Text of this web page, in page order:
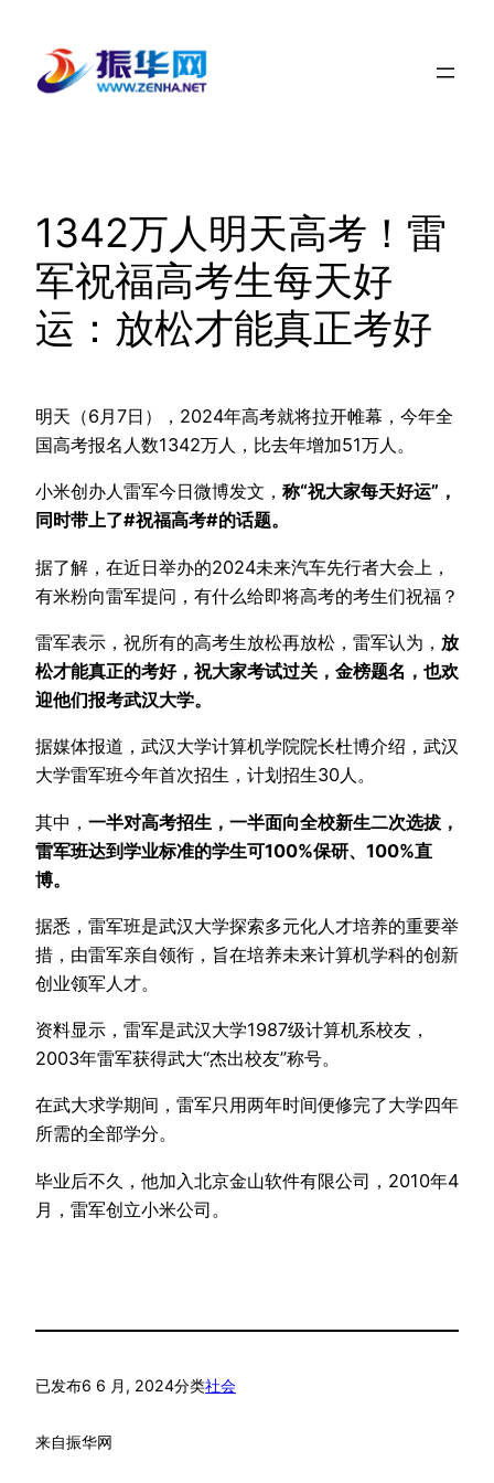
1342万人明天高考！雷
军祝福高考生每天好
运：放松才能真正考好
明天（6月7日），2024年高考就将拉开帷幕，今年全
国高考报名人数1342万人，比去年增加51万人。
小米创办人雷军今日微博发文， 称“祝大家每天好运”，
同时带上了#祝福高考#的话题。
据了解，在近日举办的2024未来汽车先行者大会上，
有米粉向雷军提问，有什么给即将高考的考生们祝福？
雷军表示，祝所有的高考生放松再放松，雷军认为， 放
松才能真正的考好，祝大家考试过关，金榜题名，也欢
迎他们报考武汉大学。
据媒体报道，武汉大学计算机学院院长杜博介绍，武汉
大学雷军班今年首次招生，计划招生30人。
其中， 一半对高考招生，一半面向全校新生二次选拔，
雷军班达到学业标准的学生可100%保研、100%直
博。
据悉，雷军班是武汉大学探索多元化人才培养的重要举
措，由雷军亲自领衔，旨在培养未来计算机学科的创新
创业领军人才。
资料显示，雷军是武汉大学1987级计算机系校友，
2003年雷军获得武大“杰出校友”称号。
在武大求学期间，雷军只用两年时间便修完了大学四年
所需的全部学分。
毕业后不久，他加入北京金山软件有限公司，2010年4
月，雷军创立小米公司。
已发布6 6 月, 2024分类社会
来自振华网